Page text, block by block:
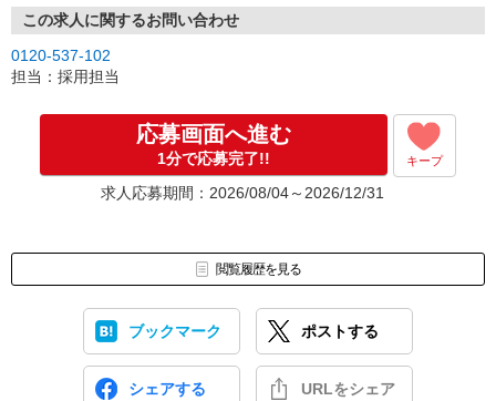
この求人に関するお問い合わせ
0120-537-102
担当：採用担当
応募画面へ進む
1分で応募完了!! キープ
求人応募期間：2026/08/04～2026/12/31
閲覧履歴を見る
ブックマーク ポストする
シェアする URLをシェア